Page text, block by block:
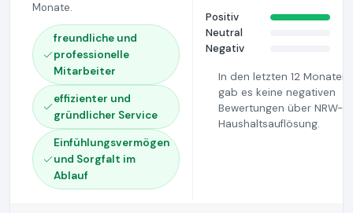
Monate.
freundliche und
professionelle
Mitarbeiter
effizienter und
gründlicher Service
Einfühlungsvermögen
und Sorgfalt im
Ablauf
Positiv
Neutral
Negativ
In den letzten 12 Monaten
gab es keine negativen
Bewertungen über NRW-
Haushaltsauflösung.